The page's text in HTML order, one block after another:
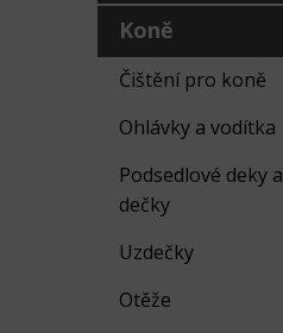
Koně
Čištění pro koně
Ohlávky a vodítka
Podsedlové deky a
dečky
Uzdečky
Otěže